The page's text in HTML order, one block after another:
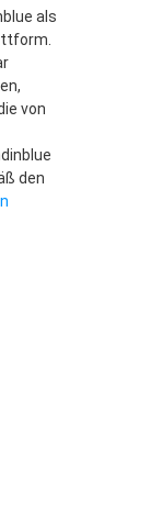
als
von
den